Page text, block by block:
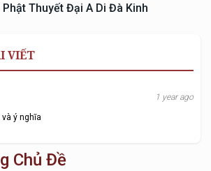
Phật Thuyết Đại A Di Đà Kinh
VIẾT
1 year ago
và ý nghĩa
Chủ Đề